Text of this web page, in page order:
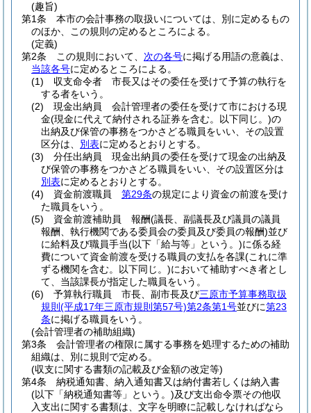
(趣旨)
第1条
本市の会計事務の取扱いについては、別に定めるもの
のほか、この規則の定めるところによる。
(定義)
第2条
この規則において、 次の各号に掲げる用語の意義は、
当該各号に定めるところによる。
(1)
収支命令者 市長又はその委任を受けて予算の執行を
する者をいう。
(2)
現金出納員 会計管理者の委任を受けて市における現
金(現金に代えて納付される証券を含む。以下同じ。)の
出納及び保管の事務をつかさどる職員をいい、その設置
区分は、 別表に定めるとおりとする。
(3)
分任出納員 現金出納員の委任を受けて現金の出納及
び保管の事務をつかさどる職員をいい、その設置区分は
別表に定めるとおりとする。
(4)
資金前渡職員 第29条の規定により資金の前渡を受け
た職員をいう。
(5)
資金前渡補助員 報酬(議長、副議長及び議員の議員
報酬、執行機関である委員会の委員及び委員の報酬)並び
に給料及び職員手当(以下「給与等」という。)に係る経
費について資金前渡を受ける職員の支払を各課(これに準
ずる機関を含む。以下同じ。)において補助すべき者とし
て、当該課長が指定した職員をいう。
(6)
予算執行職員 市長、副市長及び三原市予算事務取扱
規則 (平成17年三原市規則第57号)第2条第1号並びに第23
条に掲げる職員をいう。
(会計管理者の補助組織)
第3条
会計管理者の権限に属する事務を処理するための補助
組織は、別に規則で定める。
(収支に関する書類の記載及び金額の改定等)
第4条
納税通知書、納入通知書又は納付書若しくは納入書
(以下「納税通知書等」という。)及び支出命令票その他収
入支出に関する書類は、文字を明瞭に記載しなければなら